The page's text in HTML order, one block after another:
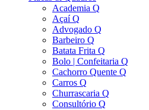
Academia Q
Açaí Q
Advogado Q
Barbeiro Q
Batata Frita Q
Bolo | Confeitaria Q
Cachorro Quente Q
Carros Q
Churrascaria Q
Consultório Q